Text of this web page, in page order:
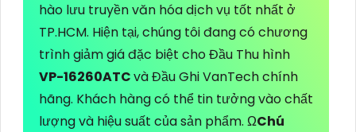
hào lưu truyền văn hóa dịch vụ tốt nhất ở
TP.HCM. Hiện tại, chúng tôi đang có chương
trình giảm giá đặc biệt cho Đầu Thu hình
VP-16260ATCvà Đầu Ghi VanTech chính
hãng. Khách hàng có thể tin tưởng vào chất
lượng và hiệu suất của sản phẩm. ΩChú